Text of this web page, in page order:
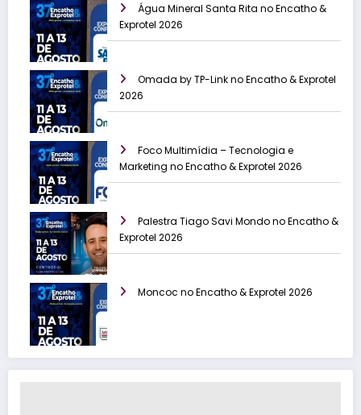
Água Mineral Santa Rita no Encatho &
Exprotel 2026
Omada by TP-Link no Encatho & Exprotel
2026
Foco Multimídia – Tecnologia e
Marketing no Encatho & Exprotel 2026
Palestra Tiago Savi Mondo no Encatho &
Exprotel 2026
Moncoc no Encatho & Exprotel 2026